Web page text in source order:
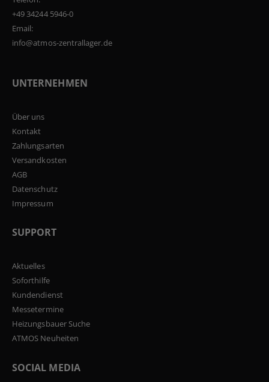
+49 34244 5946-0
Email:
info@atmos-zentrallager.de
UNTERNEHMEN
Über uns
Kontakt
Zahlungsarten
Versandkosten
AGB
Datenschutz
Impressum
SUPPORT
Aktuelles
Soforthilfe
Kundendienst
Messetermine
Heizungsbauer Suche
ATMOS Neuheiten
SOCIAL MEDIA